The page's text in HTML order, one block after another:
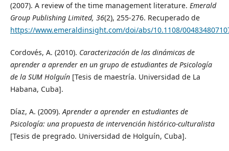
(2007). A review of the time management literature. Emerald
Group Publishing Limited, 36(2), 255-276. Recuperado de
https://www.emeraldinsight.com/doi/abs/10.1108/
Cordovés, A. (2010). Caracterización de las dinámicas de
aprender a aprender en un grupo de estudiantes de Psicología
de la SUM Holguín[Tesis de maestría. Universidad de La
Habana, Cuba].
Díaz, A. (2009).Aprender a aprender en estudiantes de
Psicología: una propuesta de intervención histórico-culturalista
[Tesis de pregrado. Universidad de Holguín, Cuba].